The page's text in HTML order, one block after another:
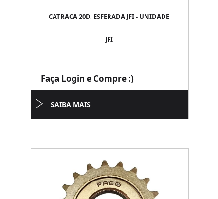
CATRACA 20D. ESFERADA JFI - UNIDADE
JFI
Faça Login e Compre :)
SAIBA MAIS